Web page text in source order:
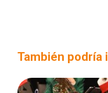
También podría